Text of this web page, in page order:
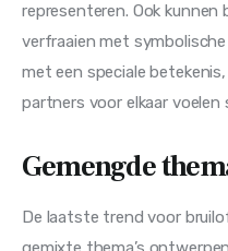
representeren. Ook kunnen
verfraaien met
met een speciale
partners voor elkaar voelen
Gemengde
De laatste trend voor